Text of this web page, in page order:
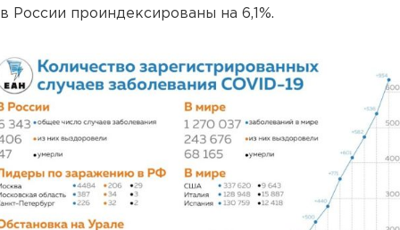
в России проиндексированы на 6,1%.